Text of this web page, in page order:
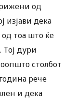
од
изјави дека
тоа што ќе
Тој дури
столбот
рече
и дека